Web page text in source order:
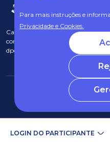
LOGIN DO PARTICIPANTE
Para mais instruções e
Privacidade e Cookies.
Caso tenha dúvidas sobre
contato com o nosso DPO
dpo@fcopel.org.br
© 2025 Fundação Copel